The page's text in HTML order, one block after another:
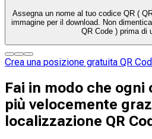
Assegna un nome al tuo codice QR (
immagine per il download. Non
QR Code ) prima di
Crea una posizione gratuita QR
Fai in modo che
più velocemente
localizzazione QR